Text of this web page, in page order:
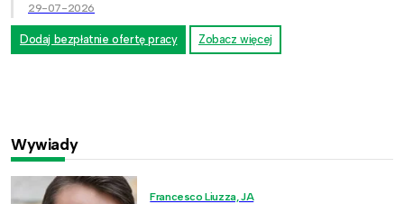
29-07-2026
Dodaj bezpłatnie ofertę pracy Zobacz więcej
Wywiady
Francesco Liuzza, JA